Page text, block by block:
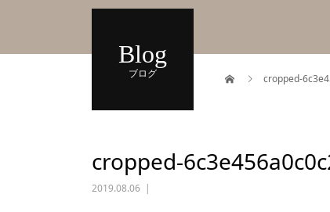
Blog
ブログ cropped-
cropped-
2019.08.06